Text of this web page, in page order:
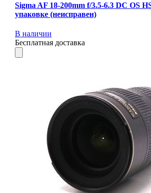
Sigma AF 18-200mm f/3.5-6.3 DC OS
упаковке (неисправен)
В наличии
Бесплатная доставка